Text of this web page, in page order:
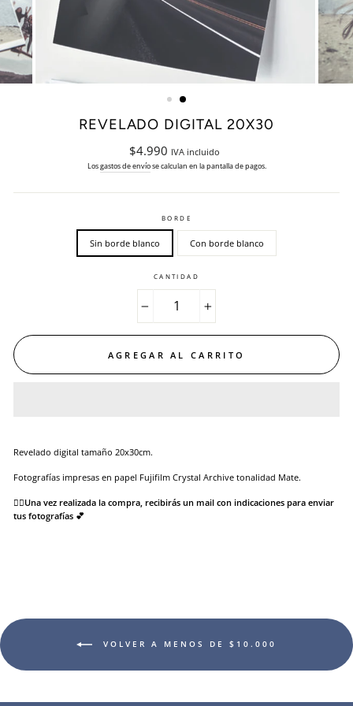
REVELADO DIGITAL 20X30
Precio
habitual
$4.990 IVA incluido
Losgastos de envíose calculan en la pantalla de pagos.
BORDE
Sin borde blanco Con borde blanco
CANTIDAD
AGREGAR AL CARRITO
Revelado digital tamaño 20x30cm.
Fotografías impresas en papel Fujifilm Crystal Archive tonalidad Mate.
👉🏻Una vez realizada la compra, recibirás un mail con indicaciones para enviar
tus fotografías 💕
VOLVER A MENOS DE $10.000